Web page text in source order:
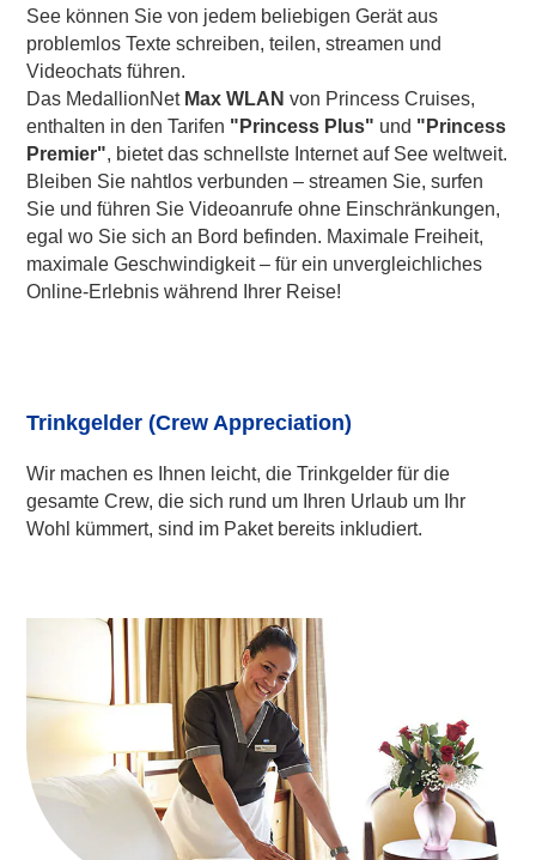
See können Sie von jedem beliebigen Gerät aus
problemlos Texte schreiben, teilen, streamen und
Videochats führen.
Das MedallionNetMax WLAN von Princess Cruises,
enthalten in den Tarifen "Princess Plus" und "Princess
Premier", bietet das schnellste Internet auf See weltweit.
Bleiben Sie nahtlos verbunden – streamen Sie, surfen
Sie und führen Sie Videoanrufe ohne Einschränkungen,
egal wo Sie sich an Bord befinden. Maximale Freiheit,
maximale Geschwindigkeit – für ein unvergleichliches
Online-Erlebnis während Ihrer Reise!
Trinkgelder (Crew Appreciation)
Wir machen es Ihnen leicht, die Trinkgelder für die
gesamte Crew, die sich rund um Ihren Urlaub um Ihr
Wohl kümmert, sind im Paket bereits inkludiert.